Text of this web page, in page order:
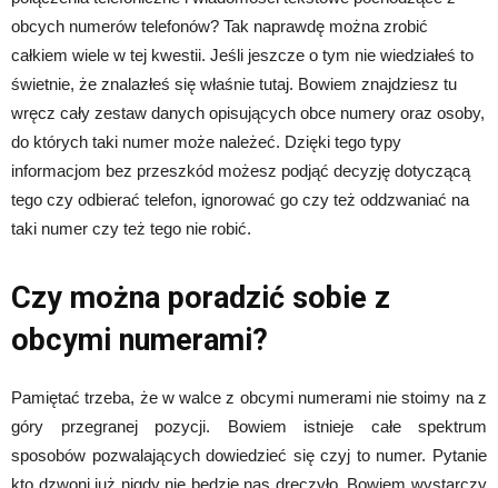
obcych numerów telefonów? Tak naprawdę można zrobić
całkiem wiele w tej kwestii. Jeśli jeszcze o tym nie wiedziałeś to
świetnie, że znalazłeś się właśnie tutaj. Bowiem znajdziesz tu
wręcz cały zestaw danych opisujących obce numery oraz osoby,
do których taki numer może należeć. Dzięki tego typy
informacjom bez przeszkód możesz podjąć decyzję dotyczącą
tego czy odbierać telefon, ignorować go czy też oddzwaniać na
taki numer czy też tego nie robić.
Czy można poradzić sobie z
obcymi numerami?
Pamiętać trzeba, że w walce z obcymi numerami nie stoimy na z
góry przegranej pozycji. Bowiem istnieje całe spektrum
sposobów pozwalających dowiedzieć się czyj to numer. Pytanie
kto dzwoni już nigdy nie będzie nas dręczyło. Bowiem wystarczy